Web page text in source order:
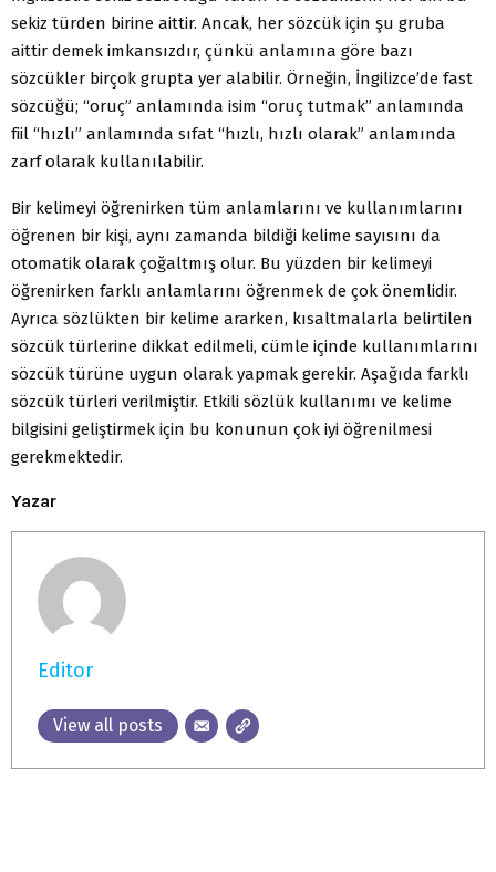
sekiz türden birine aittir. Ancak, her sözcük için şu gruba
aittir demek imkansızdır, çünkü anlamına göre bazı
sözcükler birçok grupta yer alabilir. Örneğin, İngilizce’de fast
sözcüğü; “oruç” anlamında isim “oruç tutmak” anlamında
fiil “hızlı” anlamında sıfat “hızlı, hızlı olarak” anlamında
zarf olarak kullanılabilir.
Bir kelimeyi öğrenirken tüm anlamlarını ve kullanımlarını
öğrenen bir kişi, aynı zamanda bildiği kelime sayısını da
otomatik olarak çoğaltmış olur. Bu yüzden bir kelimeyi
öğrenirken farklı anlamlarını öğrenmek de çok önemlidir.
Ayrıca sözlükten bir kelime ararken, kısaltmalarla belirtilen
sözcük türlerine dikkat edilmeli, cümle içinde kullanımlarını
sözcük türüne uygun olarak yapmak gerekir. Aşağıda farklı
sözcük türleri verilmiştir. Etkili sözlük kullanımı ve kelime
bilgisini geliştirmek için bu konunun çok iyi öğrenilmesi
gerekmektedir.
Yazar
Editor
View all posts